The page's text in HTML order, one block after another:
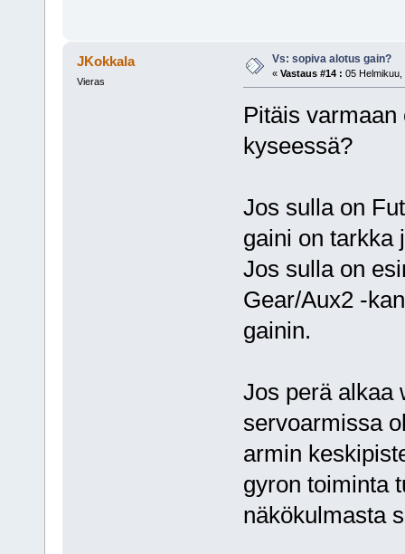
JKokkala
Vieras
Vs: sopiva alotus gain?
« Vastaus #14 : 05 Helmikuu,
Pitäis
kyseessä?
Jos sulla on
gaini on tarkka
Jos sulla on
Gear/Aux2 -
gainin.
Jos perä alkaa
servoarmissa
armin
gyron toiminta
näkökulmasta